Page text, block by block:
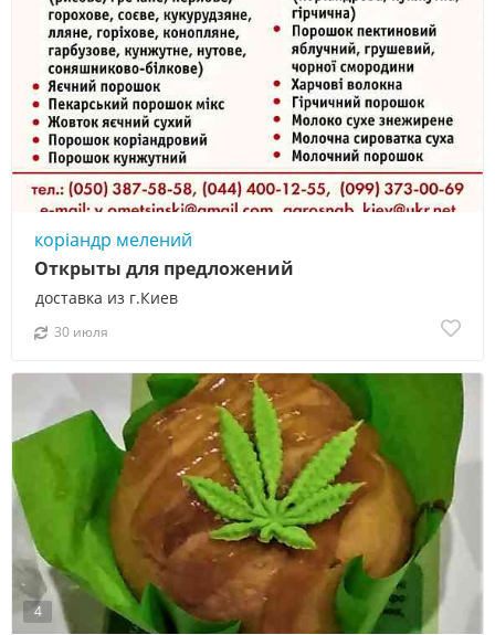
коріандр мелений
доставка из г.Киев
Открыты для предложений
30 июля
4